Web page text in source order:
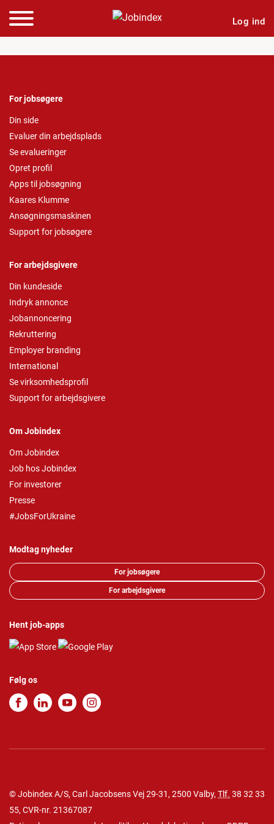
Log ind
For jobsøgere
Din side
Evaluer din arbejdsplads
Se evalueringer
Opret profil
Apps til jobsøgning
Kaares Klumme
Ansøgningsmaskinen
Support for jobsøgere
For arbejdsgivere
Din kundeside
Indryk annonce
Jobannoncering
Rekruttering
Employer branding
International
Se virksomhedsprofil
Support for arbejdsgivere
Om Jobindex
Om Jobindex
Job hos Jobindex
For investorer
Presse
#JobsForUkraine
Modtag nyheder
For jobsøgere
For arbejdsgivere
Hent job-apps
Følg os
© Jobindex A/S, Carl Jacobsens Vej 29-31, 2500 Valby, Tlf. 38 32 33
55, CVR-nr. 21367087